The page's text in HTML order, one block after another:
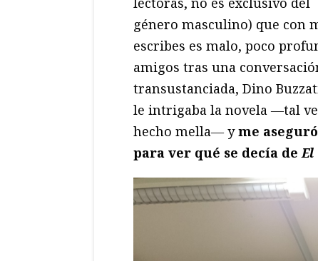
género masculino) que con
escribes es malo, poco
amigos tras una
transustanciada, Dino
le intrigaba la novela ―tal
hecho mella― yme
para ver qué se decía de